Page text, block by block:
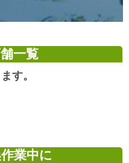
一覧
す。
業中に